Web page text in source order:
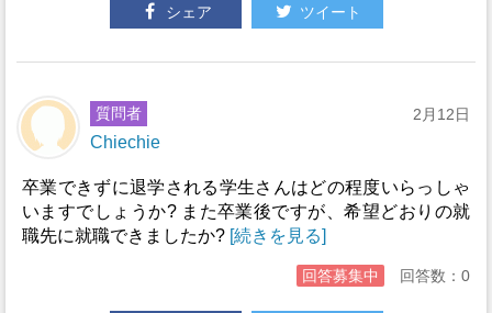
シェア ツイート
質問者
Chiechie
2月12日
卒業できずに退学される学生さんはどの程度いらっしゃ
いますでしょうか? また卒業後ですが、希望どおりの就
職先に就職できましたか? [続きを見る]
回答募集中 回答数：0